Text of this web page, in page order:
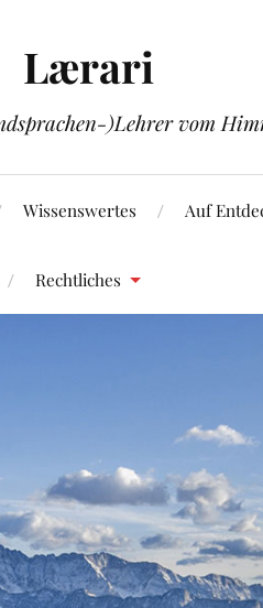
Lærari
)Lehrer vom
Wissenswertes Auf
Rechtliches